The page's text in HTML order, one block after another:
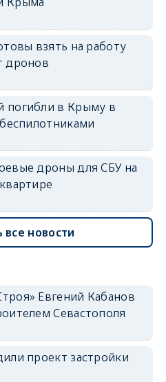
взять на работу
дронов
погибли в Крыму в
дроны для СБУ на
все новости
Евгений Кабанов
Севастополя
проект застройки